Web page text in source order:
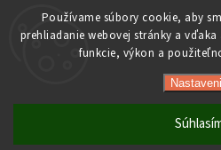
Používame súbory cookie, aby
prehliadanie webovej stránky a
funkcie, výkon a
Copyright 2026
Shoptet |